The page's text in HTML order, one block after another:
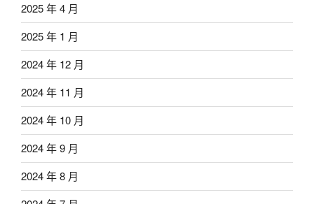
2025 年 4 月
2025 年 1 月
2024 年 12 月
2024 年 11 月
2024 年 10 月
2024 年 9 月
2024 年 8 月